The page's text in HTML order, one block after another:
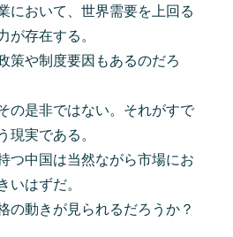
において、世界需要を上回る
が存在する。
策や制度要因もあるのだろ
の是非ではない。それがすで
現実である。
つ中国は当然ながら市場にお
いはずだ。
の動きが見られるだろうか？